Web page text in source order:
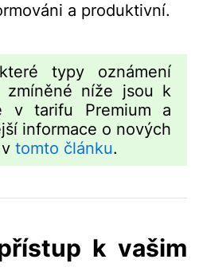
a produktivní.
typy oznámení
zmíněné níže jsou k
v tarifu Premium a
informace o nových
tomto článku.
k vašim